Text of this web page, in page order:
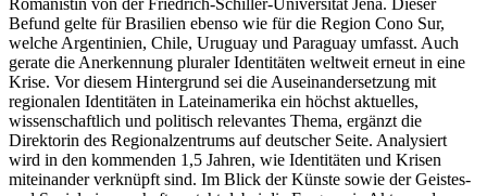
Befund gelte für Brasilien ebenso wie für die Region Cono Sur,
welche Argentinien, Chile, Uruguay und Paraguay umfasst. Auch
gerate die Anerkennung pluraler Identitäten weltweit erneut in eine
Krise. Vor diesem Hintergrund sei die Auseinandersetzung mit
regionalen Identitäten in Lateinamerika ein höchst aktuelles,
wissenschaftlich und politisch relevantes Thema, ergänzt die
Direktorin des Regionalzentrums auf deutscher Seite. Analysiert
wird in den kommenden 1,5 Jahren, wie Identitäten und Krisen
miteinander verknüpft sind. Im Blick der Künste sowie der Geistes-